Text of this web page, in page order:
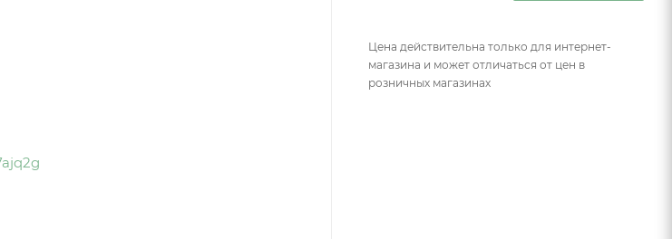
Цена действительна только для интернет-
магазина и может отличаться от цен в
розничных магазинах